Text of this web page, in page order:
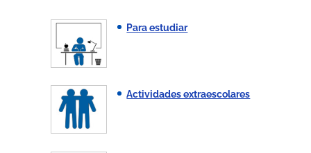
Para estudiar
Actividades extraescolares